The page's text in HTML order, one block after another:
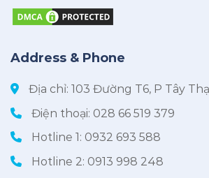
Address & Phone
Địa chỉ: 103 Đường T6, P Tây
Điện thoại: 028 66 519 379
Hotline 1: 0932 693 588
Hotline 2: 0913 998 248